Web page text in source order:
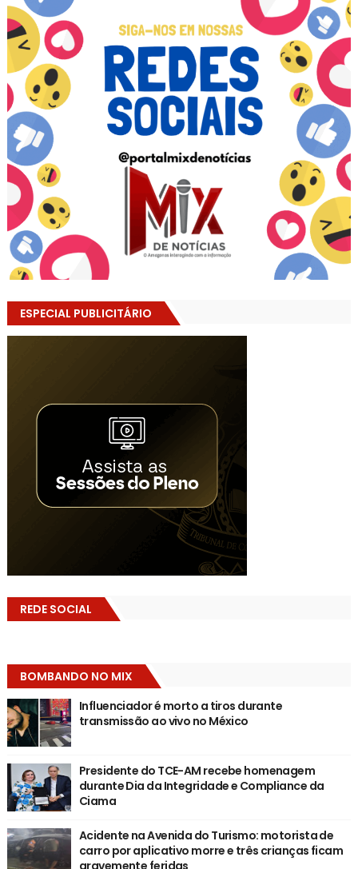
ESPECIAL PUBLICITÁRIO
REDE SOCIAL
BOMBANDO NO MIX
Influenciador é morto a tiros durante
transmissão ao vivo no México
Presidente do TCE-AM recebe homenagem
durante Dia da Integridade e Compliance da
Ciama
Acidente na Avenida do Turismo: motorista de
carro por aplicativo morre e três crianças ficam
gravemente feridas